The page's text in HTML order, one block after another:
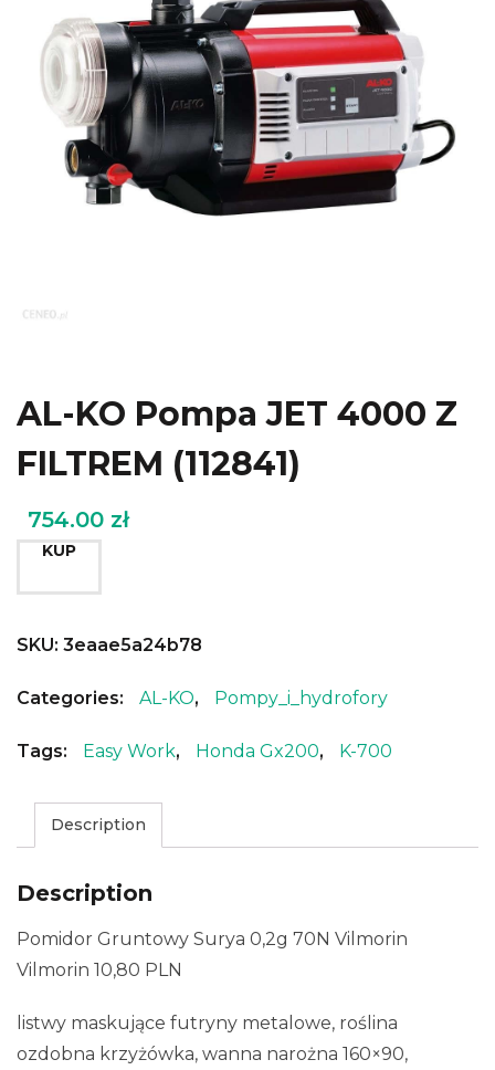
AL-KO Pompa JET 4000 Z
FILTREM (112841)
754.00 zł
KUP
SKU: 3eaae5a24b78
Categories: AL-KO, Pompy_i_hydrofory
Tags: Easy Work, Honda Gx200, K-700
Description
Description
Pomidor Gruntowy Surya 0,2g 70N Vilmorin
Vilmorin 10,80 PLN
listwy maskujące futryny metalowe, roślina
ozdobna krzyżówka, wanna narożna 160×90,